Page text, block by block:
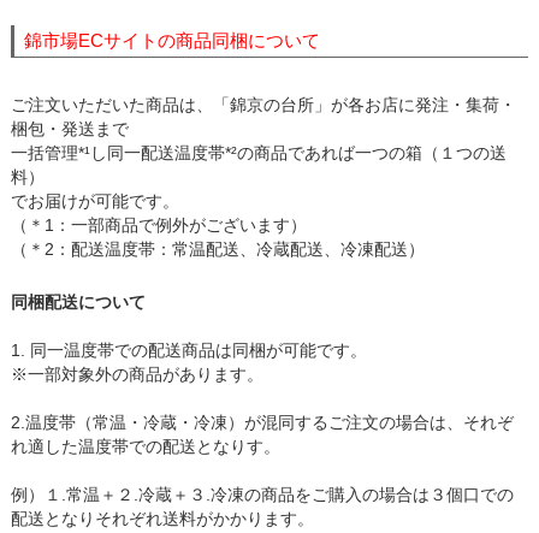
錦市場ECサイトの商品同梱について
ご注文いただいた商品は、「錦京の台所」が各お店に発注・集荷・
梱包・発送まで
一括管理*¹し同一配送温度帯*²の商品であれば一つの箱（１つの送
料）
でお届けが可能です。
（＊1：一部商品で例外がございます）
（＊2：配送温度帯：常温配送、冷蔵配送、冷凍配送）
同梱配送について
1. 同一温度帯での配送商品は同梱が可能です。
※一部対象外の商品があります。
2.温度帯（常温・冷蔵・冷凍）が混同するご注文の場合は、それぞ
れ適した温度帯での配送となりす。
例）１.常温＋２.冷蔵＋３.冷凍の商品をご購入の場合は３個口での
配送となりそれぞれ送料がかかります。